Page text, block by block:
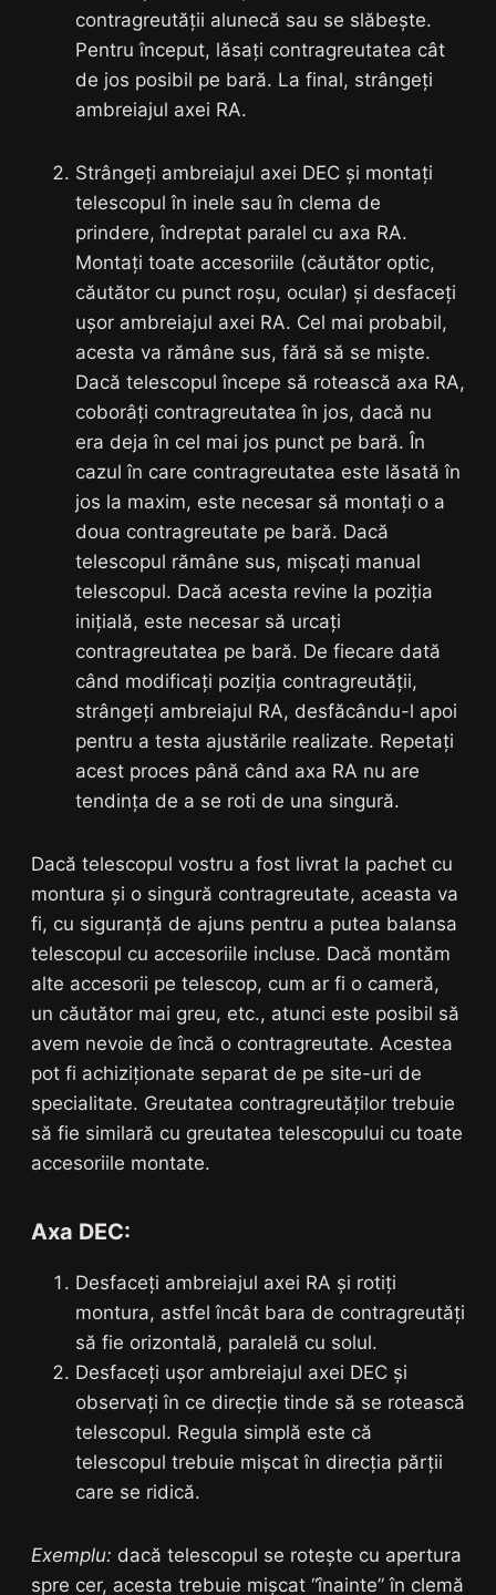
contragreutății alunecă sau se slăbește.
Pentru început, lăsați contragreutatea cât
de jos posibil pe bară. La final, strângeți
ambreiajul axei RA.
Strângeți ambreiajul axei DEC și montați
telescopul în inele sau în clema de
prindere, îndreptat paralel cu axa RA.
Montați toate accesoriile (căutător optic,
căutător cu punct roșu, ocular) și desfaceți
ușor ambreiajul axei RA. Cel mai probabil,
acesta va rămâne sus, fără să se miște.
Dacă telescopul începe să rotească axa RA,
coborâți contragreutatea în jos, dacă nu
era deja în cel mai jos punct pe bară. În
cazul în care contragreutatea este lăsată în
jos la maxim, este necesar să montați o a
doua contragreutate pe bară. Dacă
telescopul rămâne sus, mișcați manual
telescopul. Dacă acesta revine la poziția
inițială, este necesar să urcați
contragreutatea pe bară. De fiecare dată
când modificați poziția contragreutății,
strângeți ambreiajul RA, desfăcându-l apoi
pentru a testa ajustările realizate. Repetați
acest proces până când axa RA nu are
tendința de a se roti de una singură.
Dacă telescopul vostru a fost livrat la pachet cu
montura și o singură contragreutate, aceasta va
fi, cu siguranță de ajuns pentru a putea balansa
telescopul cu accesoriile incluse. Dacă montăm
alte accesorii pe telescop, cum ar fi o cameră,
un căutător mai greu, etc., atunci este posibil să
avem nevoie de încă o contragreutate. Acestea
pot fi achiziționate separat de pe site-uri de
specialitate. Greutatea contragreutăților trebuie
să fie similară cu greutatea telescopului cu toate
accesoriile montate.
Axa DEC:
Desfaceți ambreiajul axei RA și rotiți
montura, astfel încât bara de contragreutăți
să fie orizontală, paralelă cu solul.
Desfaceți ușor ambreiajul axei DEC și
observați în ce direcție tinde să se rotească
telescopul. Regula simplă este că
telescopul trebuie mișcat în direcția părții
care se ridică.
Exemplu: dacă telescopul se rotește cu apertura
spre cer, acesta trebuie mișcat “înainte” în clemă